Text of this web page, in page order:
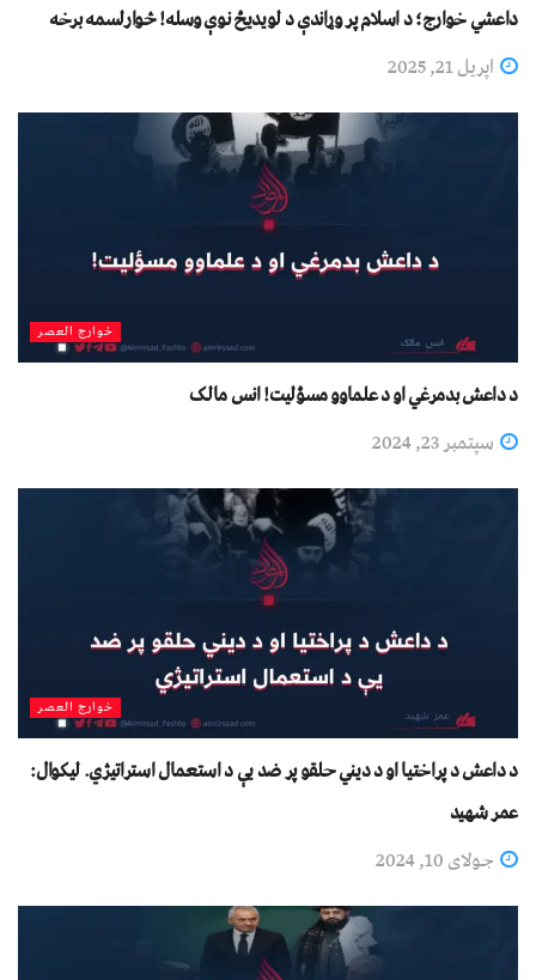
داعشي خوارج؛ د اسلام پر وړاندې د لویدیځ نوې وسله! څوارلسمه برخه
اپریل 21, 2025
خوارج العصر
د داعش بدمرغي او د علماوو مسؤلیت! انس مالک
سپتمبر 23, 2024
خوارج العصر
د داعش د پراختیا او د دیني حلقو پر ضد یې د استعمال استراتیژي. لیکوال:
عمر شهید
جولای 10, 2024